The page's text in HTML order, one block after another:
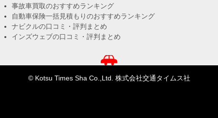
事故車買取のおすすめランキング
自動車保険一括見積もりのおすすめランキング
ナビクルの口コミ・評判まとめ
インズウェブの口コミ・評判まとめ
© Kotsu Times Sha Co.,Ltd. 株式会社交通タイムス社